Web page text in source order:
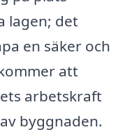
lagen; det
en säker och
att
arbetskraft
byggnaden.